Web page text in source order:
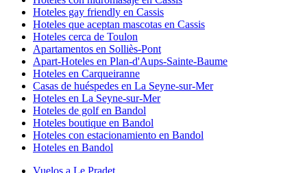
Hoteles gay friendly en Cassis
Hoteles que aceptan mascotas en Cassis
Hoteles cerca de Toulon
Apartamentos en Solliès-Pont
Apart-Hoteles en Plan-d'Aups-Sainte-Baume
Hoteles en Carqueiranne
Casas de huéspedes en La Seyne-sur-Mer
Hoteles en La Seyne-sur-Mer
Hoteles de golf en Bandol
Hoteles boutique en Bandol
Hoteles con estacionamiento en Bandol
Hoteles en Bandol
Vuelos a Le Pradet